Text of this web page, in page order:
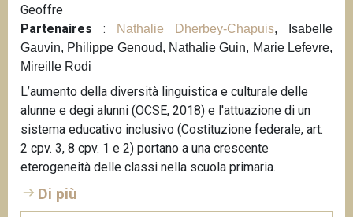
Geoffre
Partenaires : Nathalie Dherbey-Chapuis, Isabelle
Gauvin, Philippe Genoud, Nathalie Guin, Marie Lefevre,
Mireille Rodi
L’aumento della diversità linguistica e culturale delle
alunne e degi alunni (OCSE, 2018) e l'attuazione di un
sistema educativo inclusivo (Costituzione federale, art.
2 cpv. 3, 8 cpv. 1 e 2) portano a una crescente
eterogeneità delle classi nella scuola primaria.
Di più